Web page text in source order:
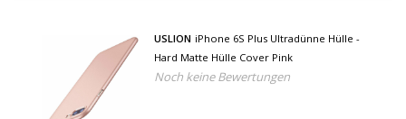
USLION iPhone 6S Plus Ultradünne Hülle -
Hard Matte Hülle Cover Pink
Noch keine Bewertungen